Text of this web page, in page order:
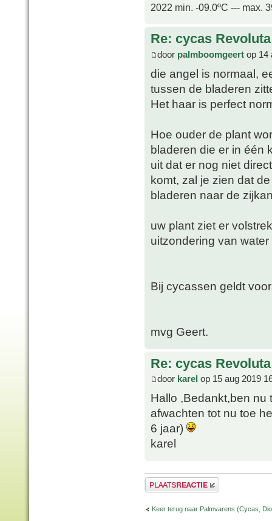
2022 min. -09.0ºC --- max.
Re: cycas Revoluta
door palmboomgeert op 14
die angel is normaal,
tussen de bladeren
Het haar is perfect
Hoe ouder de plant
bladeren die er in één
uit dat er nog niet
komt, zal je zien dat
bladeren naar de
uw plant ziet er
uitzondering van
Bij cycassen geldt
mvg Geert.
Re: cycas Revoluta
door karel op 15 aug 2019
Hallo ,Bedankt,ben nu
afwachten tot nu toe
6 jaar)
karel
Plaats een reactie
Keer terug naar Palmvarens (Cycas,